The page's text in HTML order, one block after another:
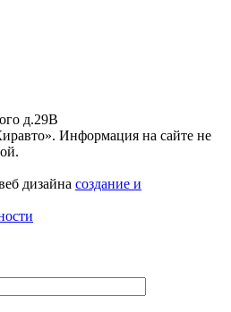
д.29В
Информация на сайте не
дизайна создание и